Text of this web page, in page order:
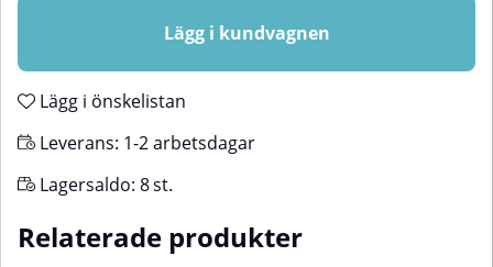
Lägg i kundvagnen
Lägg i önskelistan
Leverans: 1-2 arbetsdagar
Lagersaldo: 8st.
Relaterade produkter